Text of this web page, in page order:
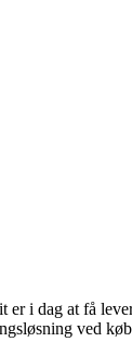
i dag at få
ved